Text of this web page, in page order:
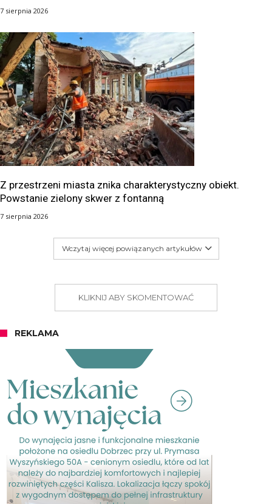
7 sierpnia 2026
Z przestrzeni miasta znika charakterystyczny obiekt.
Powstanie zielony skwer z fontanną
7 sierpnia 2026
Wczytaj więcej powiązanych artykułów
KLIKNIJ ABY SKOMENTOWAĆ
REKLAMA